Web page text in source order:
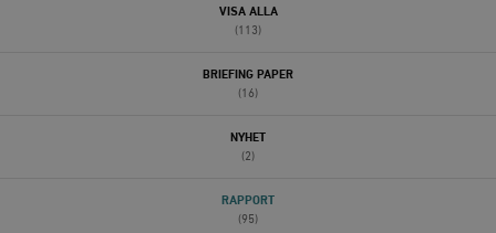
VISA ALLA
(113)
BRIEFING PAPER
(16)
NYHET
(2)
RAPPORT
(95)